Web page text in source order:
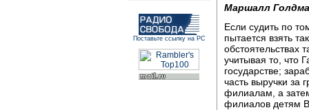
Поставьте ссылку на РС
Маршалл
Если судить по
пытается взять
обстоятельствах
учитывая то, что
государстве;
часть выручки за
филиалам, а
филиалов детям